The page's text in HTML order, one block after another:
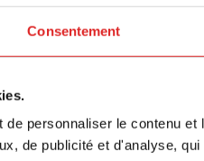
Consentement
de personnaliser le contenu
de publicité et d'analyse,